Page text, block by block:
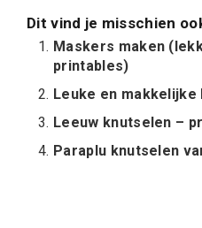
Dit vind je misschien
Maskers maken
printables)
Leuke en
Leeuw knutselen –
Paraplu knutselen